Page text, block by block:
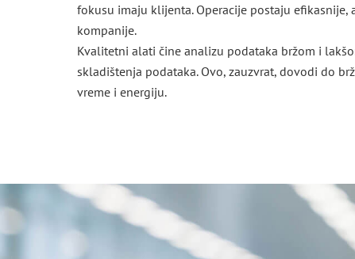
fokusu imaju klijenta. Operacije postaju
kompanije.
Kvalitetni alati čine analizu podataka bržom i
skladištenja podataka. Ovo, zauzvrat, dovodi do